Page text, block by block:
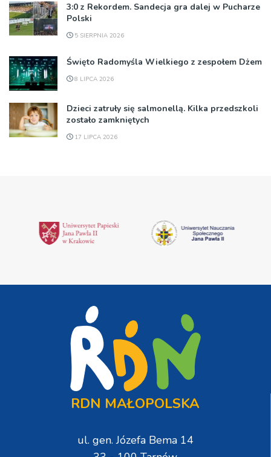
3:0 z Rekordem. Sandecja gra dalej w Pucharze
Polski
5 SIERPNIA 2026
Święto Radomyśla Wielkiego z zespołem Dżem
8 LIPCA 2026
Dzieci zatruły się salmonellą. Kilka przedszkoli
zostało zamkniętych
17 LIPCA 2026
RDN MAŁOPOLSKA
ul. gen. Józefa Bema 14